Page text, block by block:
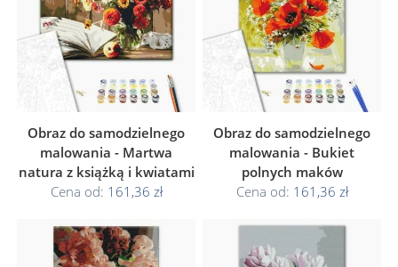
Obraz do samodzielnego
malowania - Martwa
natura z książką i kwiatami
Cena od: 161,36 zł
Obraz do samodzielnego
malowania - Bukiet
polnych maków
Cena od: 161,36 zł